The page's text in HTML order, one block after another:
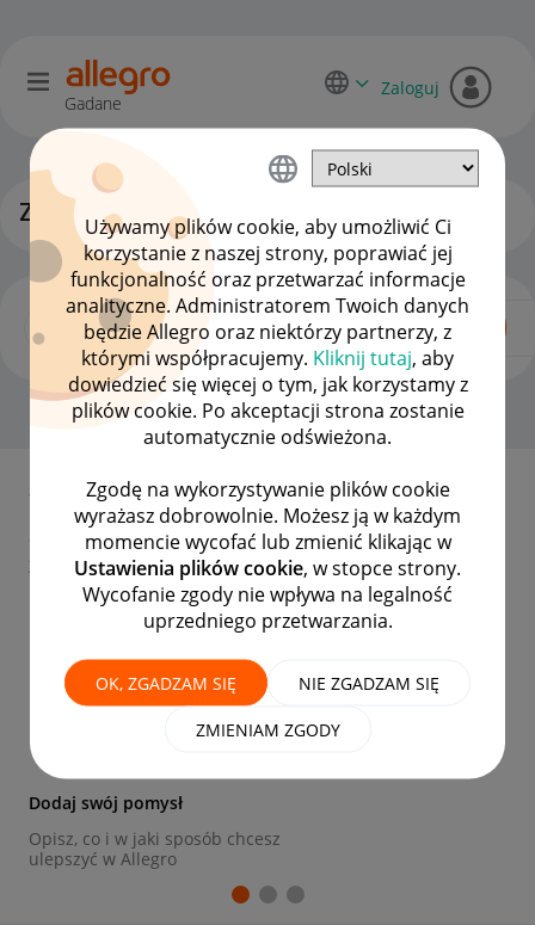
Używamy plików cookie, aby umożliwić Ci
korzystanie z naszej strony, poprawiać jej
funkcjonalność oraz przetwarzać informacje
analityczne. Administratorem Twoich danych
będzie Allegro oraz niektórzy partnerzy, z
którymi współpracujemy. Kliknij tutaj, aby
dowiedzieć się więcej o tym, jak korzystamy z
plików cookie. Po akceptacji strona zostanie
automatycznie odświeżona.
Zgodę na wykorzystywanie plików cookie
wyrażasz dobrowolnie. Możesz ją w każdym
momencie wycofać lub zmienić klikając w
Ustawienia plików cookie, w stopce strony.
Wycofanie zgody nie wpływa na legalność
uprzedniego przetwarzania.
OK, ZGADZAM SIĘ NIE ZGADZAM SIĘ
ZMIENIAM ZGODY
Gadane
Zaloguj
Zgłoś swój pomysł!
Strona Główna OPCJE
Jak to działa?
Chcesz zaproponować małą lub dużą zmianę w Allegro?
Zgłoś ją w tym miejscu i poddaj ocenie społeczności!
1
Dodaj swój pomysł
Opisz, co i w jaki sposób chcesz
ulepszyć w Allegro